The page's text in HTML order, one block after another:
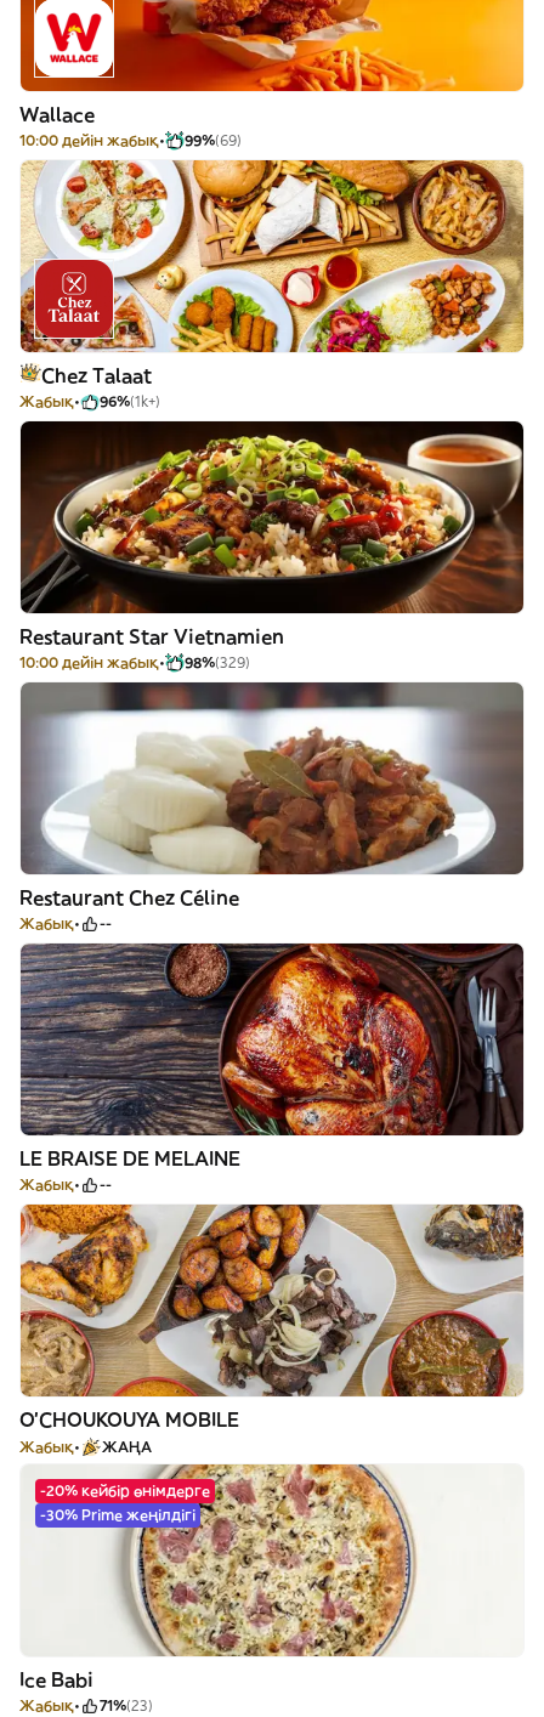
Wallace
10:00 дейін жабық 99%(69)
Chez Talaat
Жабық 96%(1k+)
Restaurant Star Vietnamien
10:00 дейін жабық 98%(329)
Restaurant Chez Céline
Жабық --
LE BRAISE DE MELAINE
Жабық --
O'CHOUKOUYA MOBILE
Жабық ЖАҢА
-20% кейбір өнімдерге
-30% Prime жеңілдігі
Ice Babi
Жабық 71%(23)